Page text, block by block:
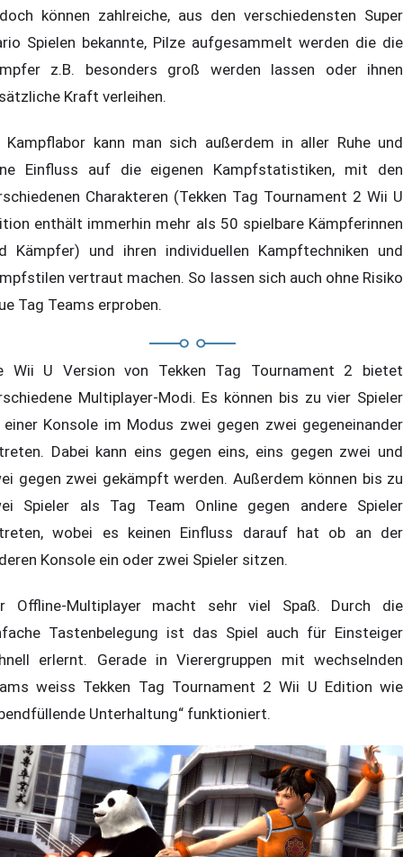
können zahlreiche, aus den verschiedensten Super
Spielen bekannte, Pilze aufgesammelt werden die die
z.B. besonders groß werden lassen oder ihnen
Kraft verleihen.
Kampflabor kann man sich außerdem in aller Ruhe und
Einfluss auf die eigenen Kampfstatistiken, mit den
Charakteren (Tekken Tag Tournament 2 Wii U
enthält immerhin mehr als 50 spielbare Kämpferinnen
Kämpfer) und ihren individuellen Kampftechniken und
vertraut machen. So lassen sich auch ohne Risiko
Tag Teams erproben.
Wii U Version von Tekken Tag Tournament 2 bietet
Multiplayer-Modi. Es können bis zu vier Spieler
einer Konsole im Modus zwei gegen zwei gegeneinander
Dabei kann eins gegen eins, eins gegen zwei und
gegen zwei gekämpft werden. Außerdem können bis zu
Spieler als Tag Team Online gegen andere Spieler
wobei es keinen Einfluss darauf hat ob an der
Konsole ein oder zwei Spieler sitzen.
Offline-Multiplayer macht sehr viel Spaß. Durch die
Tastenbelegung ist das Spiel auch für Einsteiger
erlernt. Gerade in Vierergruppen mit wechselnden
weiss Tekken Tag Tournament 2 Wii U Edition wie
Unterhaltung“ funktioniert.